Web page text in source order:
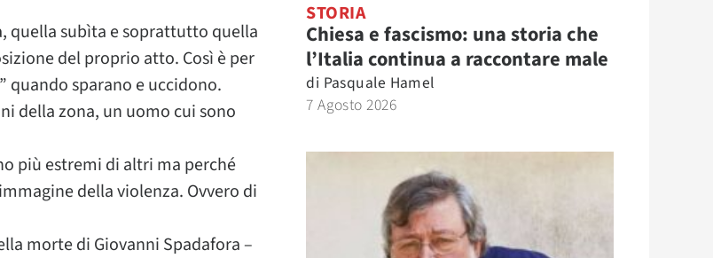
quella subìta e soprattutto quella
del proprio atto. Così è per
quando sparano e uccidono.
della zona, un uomo cui sono
più estremi di altri ma perché
della violenza. Ovvero di
morte di Giovanni Spadafora –
STORIA
Chiesa e fascismo: una storia che
l’Italia continua a raccontare male
di Pasquale Hamel
7 Agosto 2026